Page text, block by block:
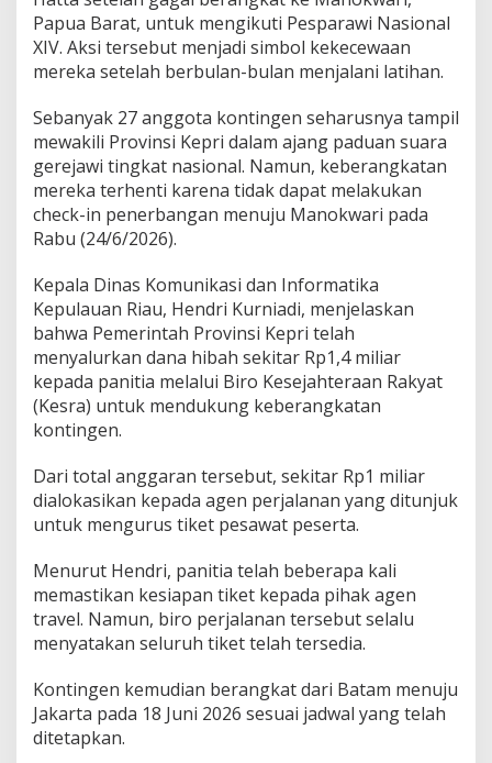
Papua Barat, untuk mengikuti Pesparawi Nasional
XIV. Aksi tersebut menjadi simbol kekecewaan
mereka setelah berbulan-bulan menjalani latihan.
Sebanyak 27 anggota kontingen seharusnya tampil
mewakili Provinsi Kepri dalam ajang paduan suara
gerejawi tingkat nasional. Namun, keberangkatan
mereka terhenti karena tidak dapat melakukan
check-in penerbangan menuju Manokwari pada
Rabu (24/6/2026).
Kepala Dinas Komunikasi dan Informatika
Kepulauan Riau, Hendri Kurniadi, menjelaskan
bahwa Pemerintah Provinsi Kepri telah
menyalurkan dana hibah sekitar Rp1,4 miliar
kepada panitia melalui Biro Kesejahteraan Rakyat
(Kesra) untuk mendukung keberangkatan
kontingen.
Dari total anggaran tersebut, sekitar Rp1 miliar
dialokasikan kepada agen perjalanan yang ditunjuk
untuk mengurus tiket pesawat peserta.
Menurut Hendri, panitia telah beberapa kali
memastikan kesiapan tiket kepada pihak agen
travel. Namun, biro perjalanan tersebut selalu
menyatakan seluruh tiket telah tersedia.
Kontingen kemudian berangkat dari Batam menuju
Jakarta pada 18 Juni 2026 sesuai jadwal yang telah
ditetapkan.